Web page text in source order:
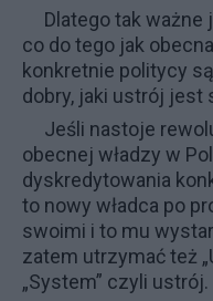
Dlatego tak
co do tego jak
konkretnie politycy
dobry, jaki ustrój jest
Jeśli nastoje
obecnej władzy w
dyskredytowania
to nowy władca po
swoimi i to mu
zatem utrzymać też
„System” czyli ustrój.